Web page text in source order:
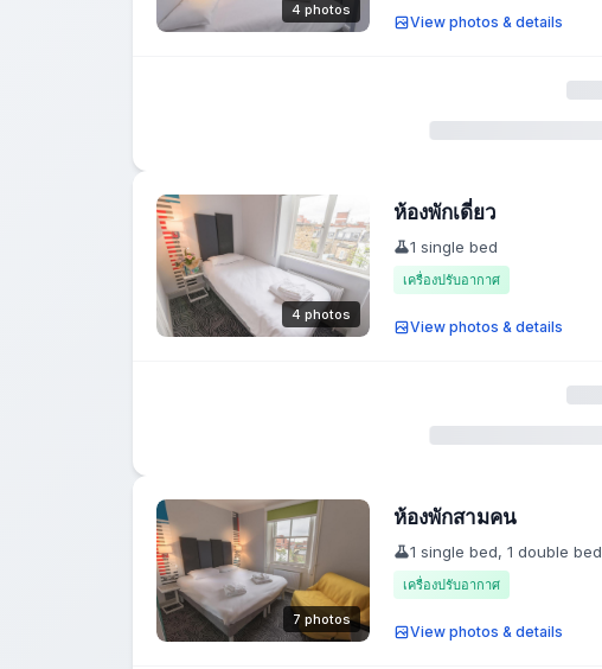
4 photos
View photos & details
4 photos
ห้องพักเดี่ยว
1 single bed
เครื่องปรับอากาศ
View photos & details
7 photos
ห้องพักสามคน
1 single bed, 1 double bed
เครื่องปรับอากาศ
View photos & details